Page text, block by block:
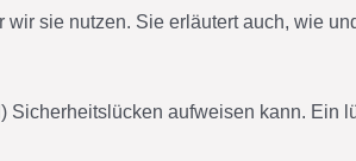
sie nutzen. Sie erläutert auch, wie
aufweisen kann. Ein